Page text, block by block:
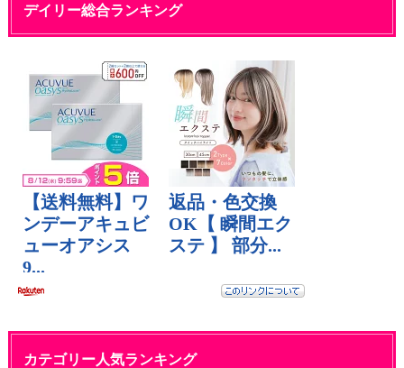
デイリー総合ランキング
カテゴリー人気ランキング